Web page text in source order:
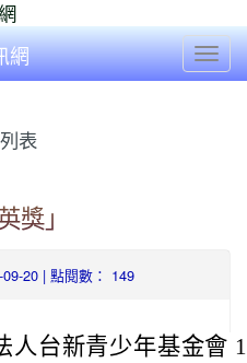
網
表
獎」
09-20 | 點閱數： 149
人台新青少年基金會